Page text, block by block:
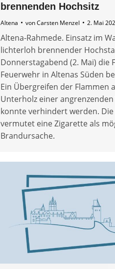
brennenden Hochsitz
Altena vonCarsten Menzel 2. Mai
Altena-Rahmede. Einsatz im
lichterloh brennender
Donnerstagabend (2. Mai) die
Feuerwehr in Altenas Süden
Ein Übergreifen der Flammen
Unterholz einer
konnte verhindert werden. Die
vermutet eine Zigarette als
Brandursache.